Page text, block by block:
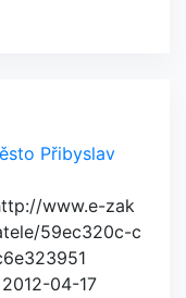
Přibyslav
www.e-zak
59ec320c-c
2012-04-17